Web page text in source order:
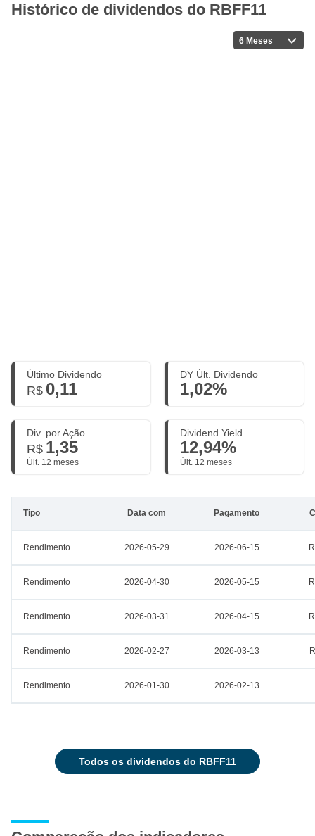
Histórico de dividendos do RBFF11
6 Meses
Último Dividendo
R$ 0,11
DY Últ. Dividendo
1,02%
Div. por Ação
R$ 1,35
Últ. 12 meses
Dividend Yield
12,94%
Últ. 12 meses
Tipo Data com Pagamento
Rendimento 2026-05-29 2026-06-15
Rendimento 2026-04-30 2026-05-15
Rendimento 2026-03-31 2026-04-15
Rendimento 2026-02-27 2026-03-13
Rendimento 2026-01-30 2026-02-13
todos os dividendos do RBFF11